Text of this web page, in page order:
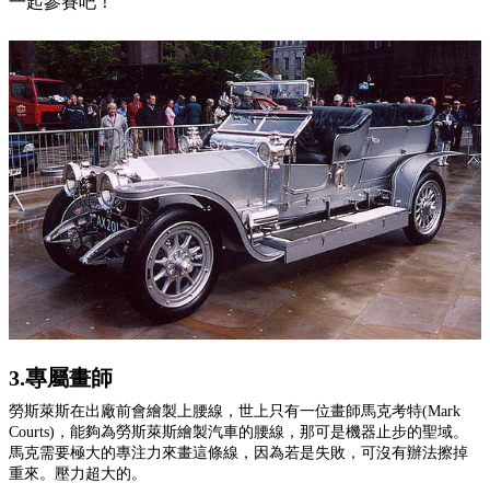
3.專屬畫師
勞斯萊斯在出廠前會繪製上腰線，世上只有一位畫師馬克考特(Mark
Courts)，能夠為勞斯萊斯繪製汽車的腰線，那可是機器止步的聖域。
馬克需要極大的專注力來畫這條線，因為若是失敗，可沒有辦法擦掉
重來。壓力超大的。